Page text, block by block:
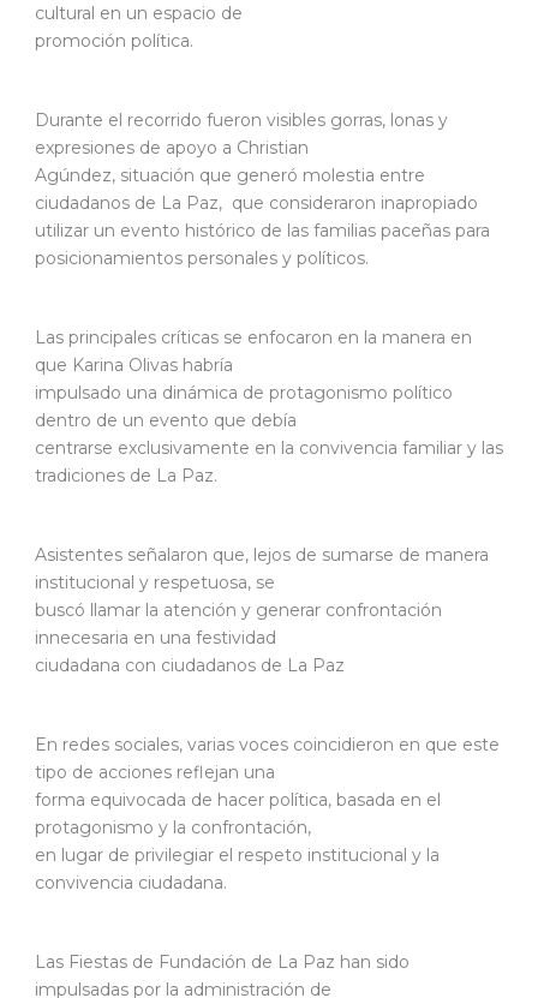
cultural en un espacio de
promoción política.
Durante el recorrido fueron visibles gorras, lonas y
expresiones de apoyo a Christian
Agúndez, situación que generó molestia entre
ciudadanos de La Paz, que consideraron inapropiado
utilizar un evento histórico de las familias paceñas para
posicionamientos personales y políticos.
Las principales críticas se enfocaron en la manera en
que Karina Olivas habría
impulsado una dinámica de protagonismo político
dentro de un evento que debía
centrarse exclusivamente en la convivencia familiar y las
tradiciones de La Paz.
Asistentes señalaron que, lejos de sumarse de manera
institucional y respetuosa, se
buscó llamar la atención y generar confrontación
innecesaria en una festividad
ciudadana con ciudadanos de La Paz
En redes sociales, varias voces coincidieron en que este
tipo de acciones reflejan una
forma equivocada de hacer política, basada en el
protagonismo y la confrontación,
en lugar de privilegiar el respeto institucional y la
convivencia ciudadana.
Las Fiestas de Fundación de La Paz han sido
impulsadas por la administración de